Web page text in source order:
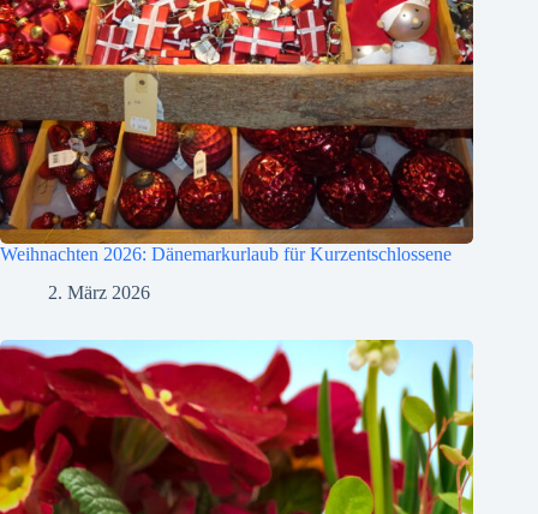
Weihnachten 2026: Dänemarkurlaub für Kurzentschlossene
2. März 2026